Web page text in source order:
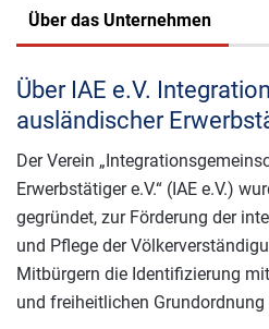
Über das Unternehmen
Über IAE e.V.
ausländischer
Der Verein
Erwerbstätiger e.V.“ (IAE e.V.)
gegründet, zur För­de­rung der
und Pflege der
Mitbürgern die Identifizierung
und freiheitlichen Grundordnung